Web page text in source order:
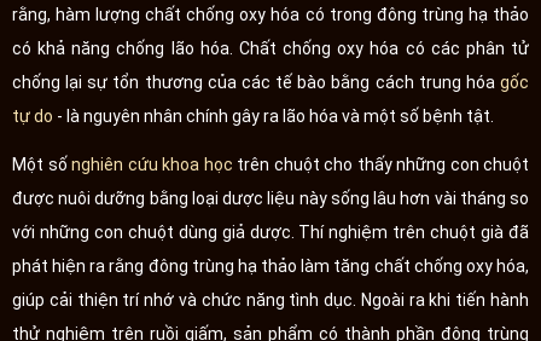
rằng, hàm lượng chất chống oxy hóa có trong đông trùng hạ thảo
có khả năng chống lão hóa. Chất chống oxy hóa có các phân tử
chống lại sự tổn thương của các tế bào bằng cách trung hóa gốc
tự do - là nguyên nhân chính gây ra lão hóa và một số bệnh tật.
Một số nghiên cứu khoa học trên chuột cho thấy những con chuột
được nuôi dưỡng bằng loại dược liệu này sống lâu hơn vài tháng so
với những con chuột dùng giả dược. Thí nghiệm trên chuột già đã
phát hiện ra rằng đông trùng hạ thảo làm tăng chất chống oxy hóa,
giúp cải thiện trí nhớ và chức năng tình dục. Ngoài ra khi tiến hành
thử nghiệm trên ruồi giấm, sản phẩm có thành phần đông trùng